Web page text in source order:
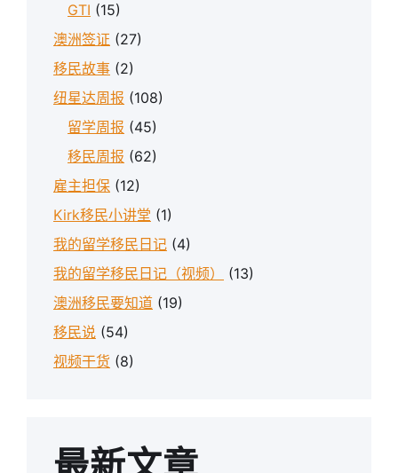
GTI (15)
澳洲签证 (27)
移民故事 (2)
纽星达周报 (108)
留学周报 (45)
移民周报 (62)
雇主担保 (12)
Kirk移民小讲堂 (1)
我的留学移民日记 (4)
我的留学移民日记（视频）
(13)
澳洲移民要知道 (19)
移民说 (54)
视频干货 (8)